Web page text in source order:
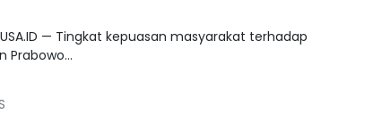
— Tingkat kepuasan masyarakat terhadap
Prabowo…